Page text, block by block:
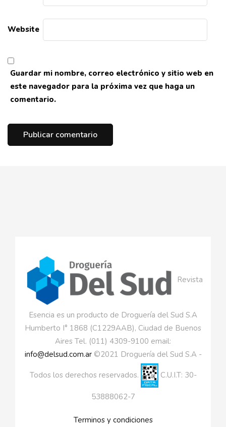
Website
Guardar mi nombre, correo electrónico y sitio web en
este navegador para la próxima vez que haga un
comentario.
Revista
Esencia es un producto de Droguería del Sud S.A
Humberto I° 1868 (C1229AAB), Ciudad de Buenos
Aires Tel. (011) 4309-9100 email:
info@delsud.com.ar©2021 Droguería del Sud S.A -
Todos los derechos reservados. C.U.I.T: 30-
53888062-7
Terminos y condiciones